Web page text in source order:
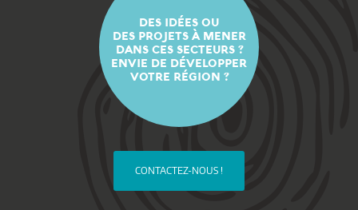
DES IDÉES OU
DES PROJETS À MENER
DANS CES SECTEURS ?
ENVIE DE DÉVELOPPER
VOTRE RÉGION ?
CONTACTEZ-NOUS !